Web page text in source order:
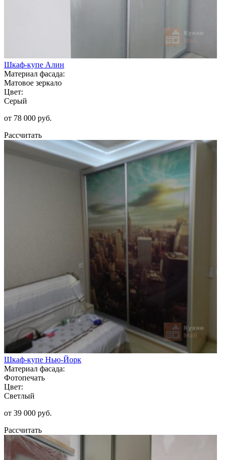
Шкаф-купе Алин
Материал фасада:
Матовое зеркало
Цвет:
Серый
от 78 000 руб.
Рассчитать
Шкаф-купе Нью-Йорк
Материал фасада:
Фотопечать
Цвет:
Светлый
от 39 000 руб.
Рассчитать